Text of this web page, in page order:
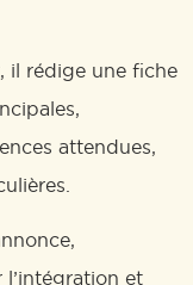
il rédige une fiche
attendues,
et